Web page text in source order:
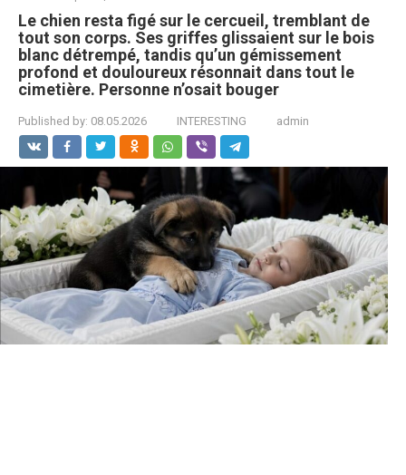
Le chien resta figé sur le cercueil, tremblant de
tout son corps. Ses griffes glissaient sur le bois
blanc détrempé, tandis qu’un gémissement
profond et douloureux résonnait dans tout le
cimetière. Personne n’osait bouger
Published by: 08.05.2026 INTERESTING admin